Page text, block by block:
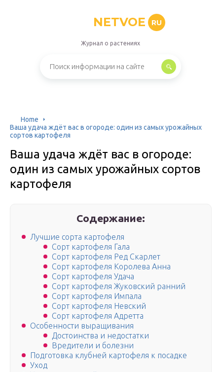
NETVOE RU
Журнал о растениях
Home
Ваша удача ждёт вас в огороде: один из самых урожайных
сортов картофеля
Ваша удача ждёт вас в огороде:
один из самых урожайных сортов
картофеля
Содержание:
Лучшие сорта картофеля
Сорт картофеля Гала
Сорт картофеля Ред Скарлет
Сорт картофеля Королева Анна
Сорт картофеля Удача
Сорт картофеля Жуковский ранний
Сорт картофеля Импала
Сорт картофеля Невский
Сорт картофеля Адретта
Особенности выращивания
Достоинства и недостатки
Вредители и болезни
Подготовка клубней картофеля к посадке
Уход